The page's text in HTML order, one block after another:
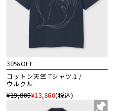
30%OFF
コットン天竺 Tシャツ.1 /
ウルクル
¥19,800¥13,860(税込)